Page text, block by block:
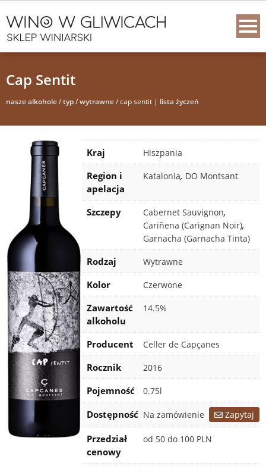
Cap Sentit
nasze alkohole/typ/wytrawne/ cap sentit | lista życzeń
Kraj Hiszpania
Region i
apelacja
Katalonia, DO Montsant
Szczepy Cabernet Sauvignon,
Cariñena (Carignan Noir),
Garnacha (Garnacha Tinta)
Rodzaj Wytrawne
Kolor Czerwone
Zawartość
alkoholu
14.5%
Producent Celler de Capçanes
Rocznik 2016
Pojemność 0.75l
Certyfikaty
Dostępność Na zamówienie Zapytaj
Przedział
cenowy
od 50 do 100 PLN